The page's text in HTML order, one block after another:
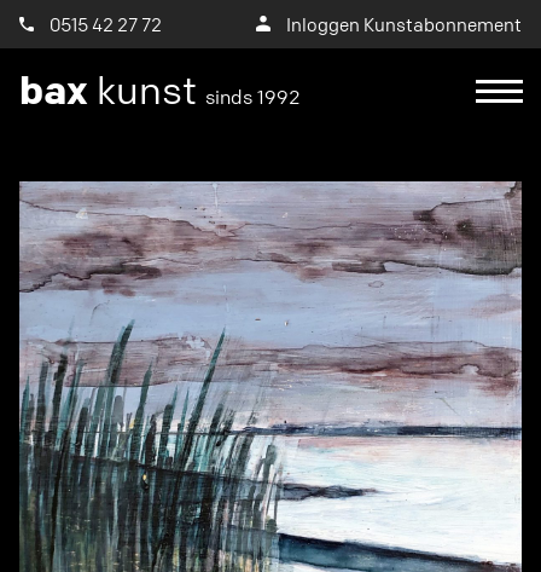
0515 42 27 72 Inloggen Kunstabonnement
bax kunst sinds 1992